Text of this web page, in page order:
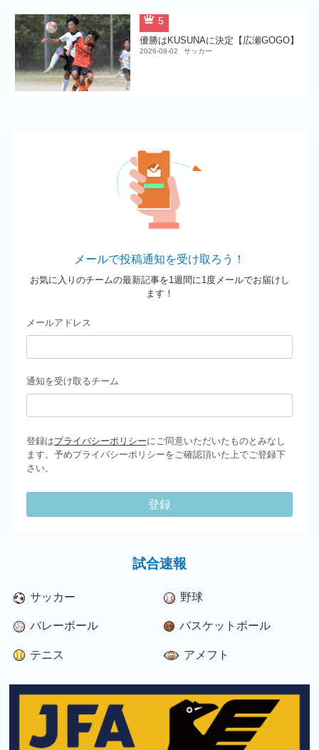
5
優勝はKUSUNAに決定【広瀬GOGO】
2026-08-02 サッカー
メールで投稿通知を受け取ろう！
お気に入りのチームの最新記事を1週間に1度メールでお届けし
ます！
メールアドレス
通知を受け取るチーム
登録はプライバシーポリシーにご同意いただいたものとみなし
ます。予めプライバシーポリシーをご確認頂いた上でご登録下
さい。
登録
試合速報
サッカー 野球
バレーボール バスケットボール
テニス アメフト